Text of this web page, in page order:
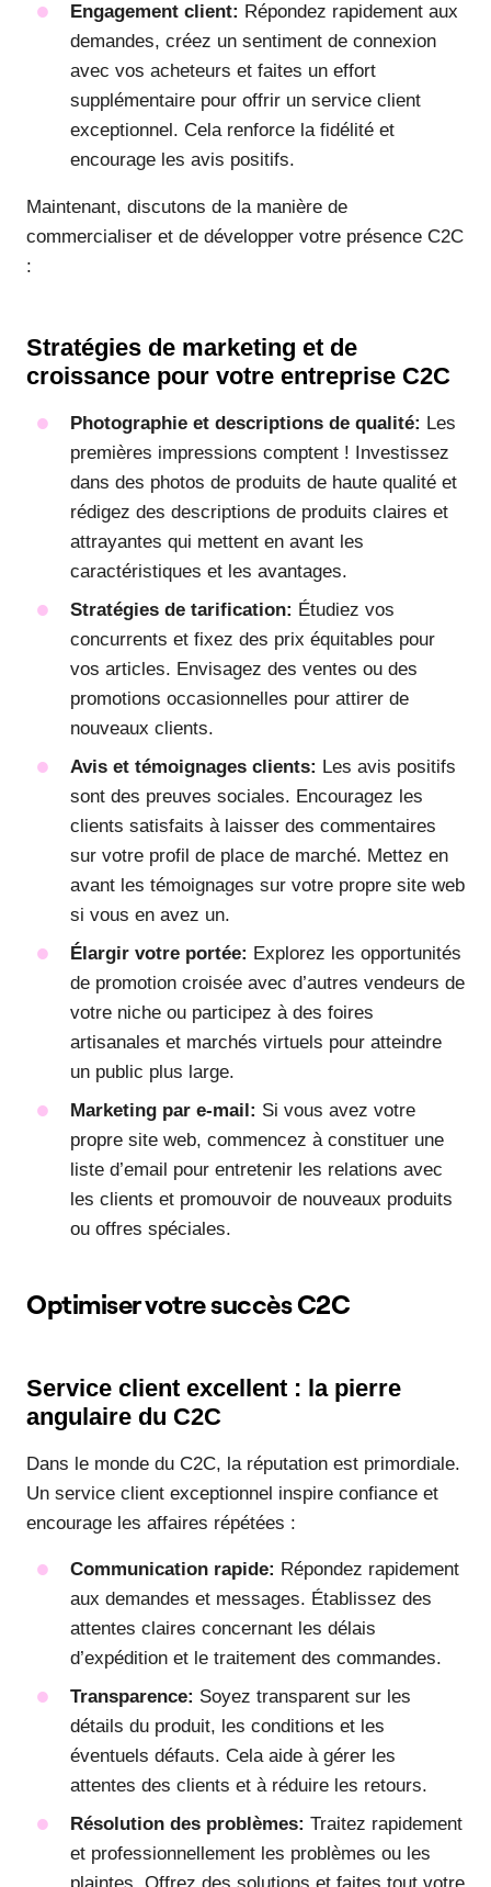
Engagement client: Répondez rapidement aux
demandes, créez un sentiment de connexion
avec vos acheteurs et faites un effort
supplémentaire pour offrir un service client
exceptionnel. Cela renforce la fidélité et
encourage les avis positifs.
Maintenant, discutons de la manière de
commercialiser et de développer votre présence C2C
:
Stratégies de marketing et de
croissance pour votre entreprise C2C
Photographie et descriptions de qualité: Les
premières impressions comptent ! Investissez
dans des photos de produits de haute qualité et
rédigez des descriptions de produits claires et
attrayantes qui mettent en avant les
caractéristiques et les avantages.
Stratégies de tarification: Étudiez vos
concurrents et fixez des prix équitables pour
vos articles. Envisagez des ventes ou des
promotions occasionnelles pour attirer de
nouveaux clients.
Avis et témoignages clients: Les avis positifs
sont des preuves sociales. Encouragez les
clients satisfaits à laisser des commentaires
sur votre profil de place de marché. Mettez en
avant les témoignages sur votre propre site web
si vous en avez un.
Élargir votre portée: Explorez les opportunités
de promotion croisée avec d’autres vendeurs de
votre niche ou participez à des foires
artisanales et marchés virtuels pour atteindre
un public plus large.
Marketing par e-mail: Si vous avez votre
propre site web, commencez à constituer une
liste d’email pour entretenir les relations avec
les clients et promouvoir de nouveaux produits
ou offres spéciales.
Optimiser votre succès C2C
Service client excellent : la pierre
angulaire du C2C
Dans le monde du C2C, la réputation est primordiale.
Un service client exceptionnel inspire confiance et
encourage les affaires répétées :
Communication rapide: Répondez rapidement
aux demandes et messages. Établissez des
attentes claires concernant les délais
d’expédition et le traitement des commandes.
Transparence: Soyez transparent sur les
détails du produit, les conditions et les
éventuels défauts. Cela aide à gérer les
attentes des clients et à réduire les retours.
Résolution des problèmes: Traitez rapidement
et professionnellement les problèmes ou les